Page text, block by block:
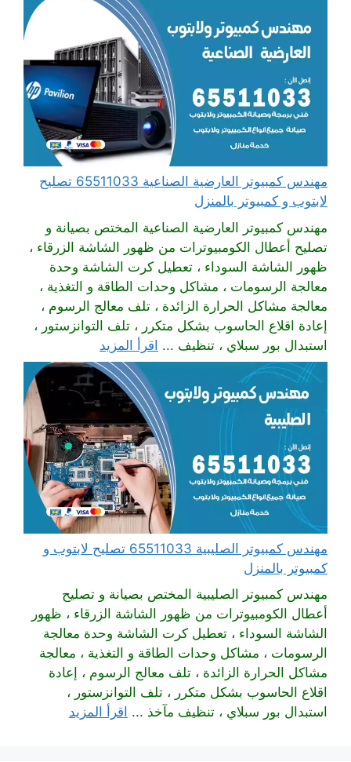
مهندس كمبيوتر العارضية الصناعية 65511033 تصليح
لابتوب و كمبيوتر بالمنزل
مهندس كمبيوتر العارضية الصناعية المختص بصيانة و
تصليح أعطال الكومبيوترات من ظهور الشاشة الزرقاء ،
ظهور الشاشة السوداء ، تعطيل كرت الشاشة وحدة
معالجة الرسومات ، مشاكل وحدات الطاقة و التغذية ،
معالجة مشاكل الحرارة الزائدة ، تلف معالج الرسوم ،
إعادة اقلاع الحاسوب بشكل متكرر ، تلف التوانزستور ،
استبدال بور سبلاي ، تنظيف ... اقرأ المزيد
مهندس كمبيوتر الصليبية 65511033 تصليح لابتوب و
كمبيوتر بالمنزل
مهندس كمبيوتر الصليبية المختص بصيانة و تصليح
أعطال الكومبيوترات من ظهور الشاشة الزرقاء ، ظهور
الشاشة السوداء ، تعطيل كرت الشاشة وحدة معالجة
الرسومات ، مشاكل وحدات الطاقة و التغذية ، معالجة
مشاكل الحرارة الزائدة ، تلف معالج الرسوم ، إعادة
اقلاع الحاسوب بشكل متكرر ، تلف التوانزستور ،
استبدال بور سبلاي ، تنظيف مآخذ ... اقرأ المزيد